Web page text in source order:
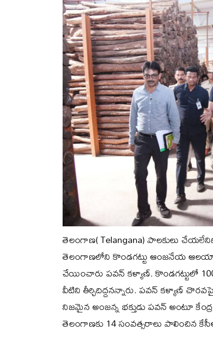
తెలంగాణ( Telangana) పాలకులు
తెలంగాణలోని కొండగట్టు ఆంజనేయ
చేయించారు పవన్ కళ్యాణ్. కొండగట్టులో 100
వీటిని తీర్చిదిద్దనన్నారు. పవన్ కళ్యాణ్
నిజమైన అంజన్న భక్తుడు పవన్ అంటూ
తెలంగాణకు 14 సంవత్సరాలు పాలించిన